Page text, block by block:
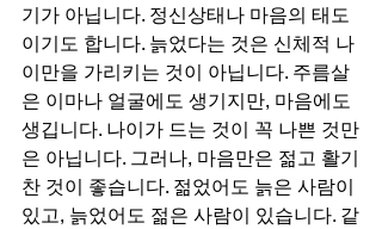
기가 아닙니다. 정신상태나 마음의 태도
이기도 합니다. 늙었다는 것은 신체적 나
이만을 가리키는 것이 아닙니다. 주름살
은 이마나 얼굴에도 생기지만, 마음에도
생깁니다. 나이가 드는 것이 꼭 나쁜 것만
은 아닙니다. 그러나, 마음만은 젊고 활기
찬 것이 좋습니다. 젊었어도 늙은 사람이
있고, 늙었어도 젊은 사람이 있습니다. 같